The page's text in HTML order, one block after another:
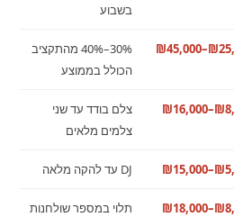
בשבוע
30%–40% מהתקציב
הכולל בממוצע
צלם בודד עד שני
צלמים מלאים
DJ עד להקה מלאה
תלוי במספר שולחנות